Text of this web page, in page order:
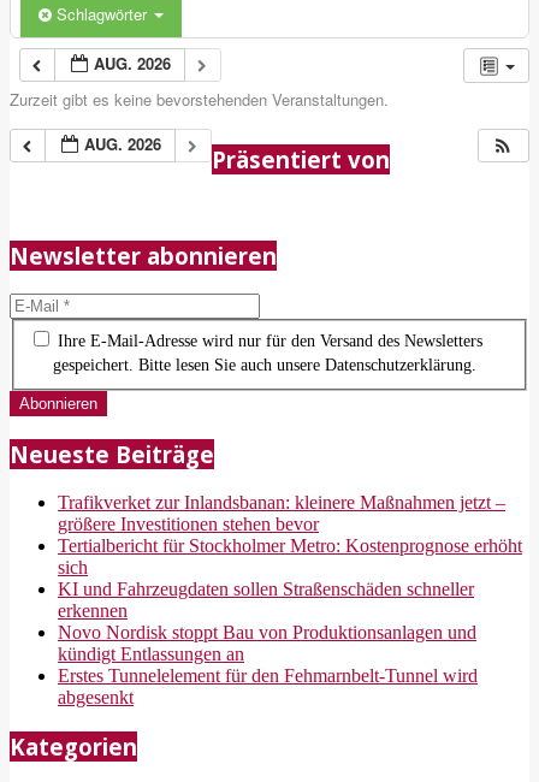
Schlagwörter
AUG. 2026
Zurzeit gibt es keine bevorstehenden Veranstaltungen.
AUG. 2026
2018-
05-
Präsentiert von
Newsletter abonnieren
Ihre E-Mail-Adresse wird nur für den Versand des Newsletters
gespeichert. Bitte lesen Sie auch unsere Datenschutzerklärung.
Neueste Beiträge
Trafikverket zur Inlandsbanan: kleinere Maßnahmen jetzt –
größere Investitionen stehen bevor
Tertialbericht für Stockholmer Metro: Kostenprognose erhöht
sich
KI und Fahrzeugdaten sollen Straßenschäden schneller
erkennen
Novo Nordisk stoppt Bau von Produktionsanlagen und
kündigt Entlassungen an
Erstes Tunnelelement für den Fehmarnbelt-Tunnel wird
abgesenkt
Kategorien